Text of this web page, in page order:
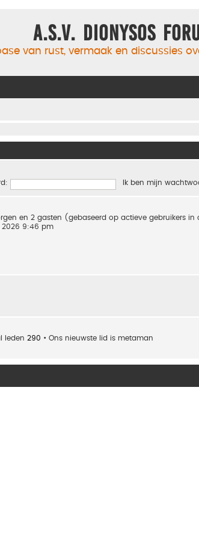
A.S.V. Dionysos
van rust, vermaak en discussies
Ik ben mijn
en 2 gasten (gebaseerd op actieve gebruikers
2026 9:46 pm
leden 290 • Ons nieuwste lid is metaman